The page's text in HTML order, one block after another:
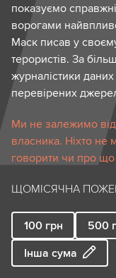
показуємо
ворогами
Маск писав у
терористів. За
журналістики даних
перевірених
Ми не залежимо
власника. Ніхто не
говорити чи про
ЩОМІСЯЧНА
100 грн 500
Інша сума